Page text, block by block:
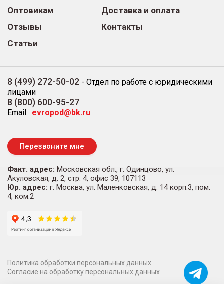
Оптовикам
Отзывы
Статьи
Доставка и оплата
Контакты
8 (499) 272-50-02 - Отдел по работе с юридическими
лицами
8 (800) 600-95-27
Email: evropod@bk.ru
Перезвоните мне
Факт. адрес: Московская обл., г. Одинцово, ул.
Акуловская, д. 2, стр. 4, офис 39, 107113
Юр. адрес: г. Москва, ул. Маленковская, д. 14 корп.3, пом.
4, ком.2
Политика обработки персональных данных
Согласие на обработку персональных данных